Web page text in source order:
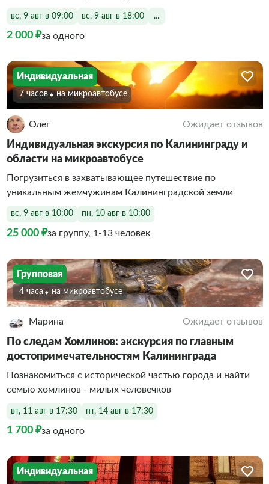
вс, 9 авг в 09:00 вс, 9 авг в 18:00 ...
2 000 ₽за одного
Индивидуальная
7 часов На микроавтобусе
Олег Ожидает отзывов
Индивидуальная экскурсия по Калининграду и
области на микроавтобусе
Погрузиться в захватывающее путешествие по
уникальным жемчужинам Калининградской земли
вс, 9 авг в 10:00 пн, 10 авг в 10:00
25 000 ₽за группу, 1-13 человек
Групповая
4 часа На микроавтобусе
Марина Ожидает отзывов
По следам Хомлинов: экскурсия по главным
достопримечательностям Калининграда
Познакомиться с исторической частью города и найти
семью хомлинов - милых человечков
вт, 11 авг в 17:30 пт, 14 авг в 17:30
1 700 ₽за одного
Индивидуальная